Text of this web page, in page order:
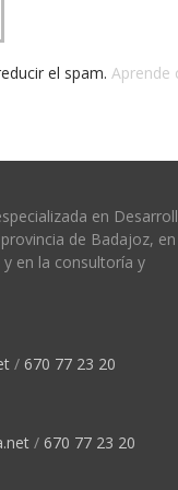
el spam. Aprende
en
de Badajoz, en
en la consultoría y
/ 670 77 23 20
/ 670 77 23 20